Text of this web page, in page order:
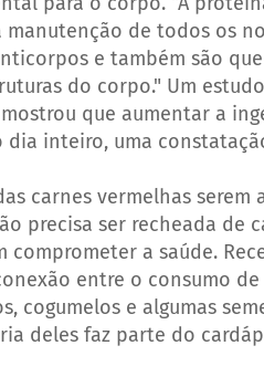
de todos os
e também são
do corpo." Um
que aumentar a
inteiro, uma
carnes vermelhas
precisa ser recheada de
a saúde.
entre o consumo
cogumelos e algumas
deles faz parte do